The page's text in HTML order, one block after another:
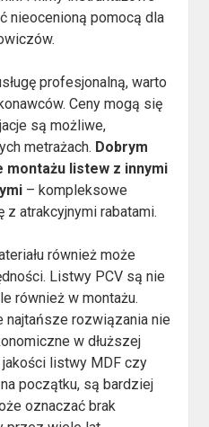
nieocenioną pomocą dla
profesjonalną, warto
Ceny mogą się
są możliwe,
metrażach. Dobrym
montażu listew z innymi
– kompleksowe
atrakcyjnymi rabatami.
również może
Listwy PCV są nie
również w montażu.
najtańsze rozwiązania nie
w dłuższej
listwy MDF czy
początku, są bardziej
oznaczać brak